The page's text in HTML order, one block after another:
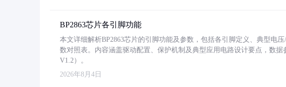
BP2863芯片各引脚功能
本文详细解析BP2863芯片的引脚功能及参数，包括各引脚定义、典型电
数对照表。内容涵盖驱动配置、保护机制及典型应用电路设计要点，数
V1.2）。
2026年8月4日